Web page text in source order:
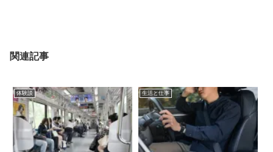
関連記事
体験談 生活と仕事